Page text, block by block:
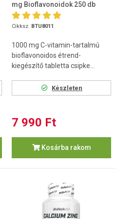
mg Bioflavonoidok 250 db
Cikksz. BTU8011
1000 mg C-vitamin-tartalmú
bioflavonoidos étrend-
kiegészítő tabletta csipke...
Készleten
7 990 Ft
Kosárba rakom